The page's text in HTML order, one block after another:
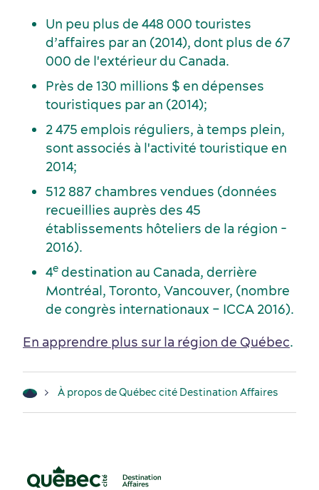
Services et outils
Dernières nouvelles
Un peu plus de 448 000 touristes
d’affaires par an (2014), dont plus de 67
000 de l'extérieur du Canada.
Près de 130 millions $ en dépenses
touristiques par an (2014);
2 475 emplois réguliers, à temps plein,
sont associés à l'activité touristique en
2014;
512 887 chambres vendues (données
recueillies auprès des 45
établissements hôteliers de la région -
2016).
4e destination au Canada, derrière
Montréal, Toronto, Vancouver, (nombre
de congrès internationaux – ICCA 2016).
En apprendre plus sur la région de Québec.
À propos de Québec cité Destination Affaires